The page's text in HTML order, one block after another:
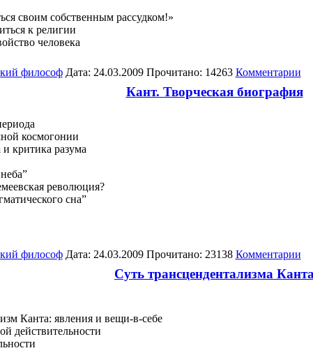
своим собственным рассудком!»
к религии
человека
философДата: 24.03.2009 Прочитано: 14263 Комментарии
Кант. Творческая биография
космогонии
критика разума
революция?
сна”
философДата: 24.03.2009 Прочитано: 23138 Комментарии
Суть трансцендентализма
Канта: явления и вещи-в-себе
действительности